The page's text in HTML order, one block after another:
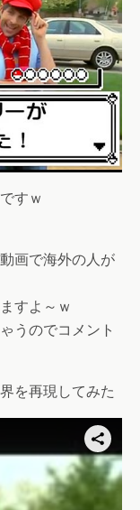
すｗ
画で海外の人が
すよ～ｗ
うのでコメント
を再現してみた